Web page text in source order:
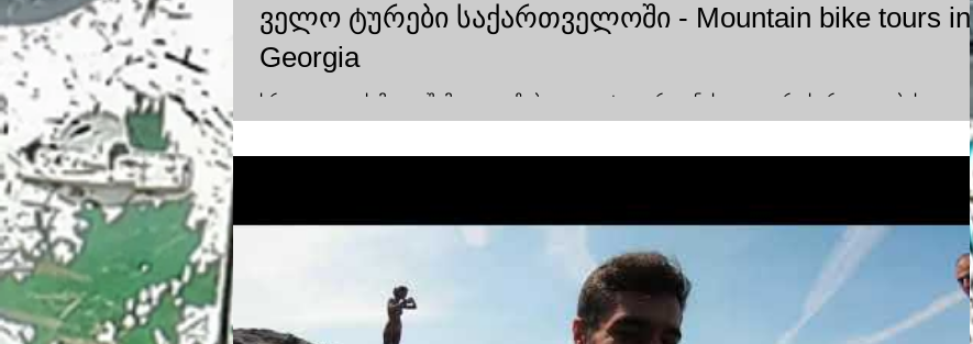
ველო ტურები საქართველოში - Mountain bike tours in
Georgia
სრულ ვიდეოს მალე შემოგთავაზებთ და დეტალურად ნახავთ თუ რა სირთულეების გავლა
მოგვიწია, მანამდე უყურეთ ნაწყვეტს ჩვენი მოგზაურობიდან 2020